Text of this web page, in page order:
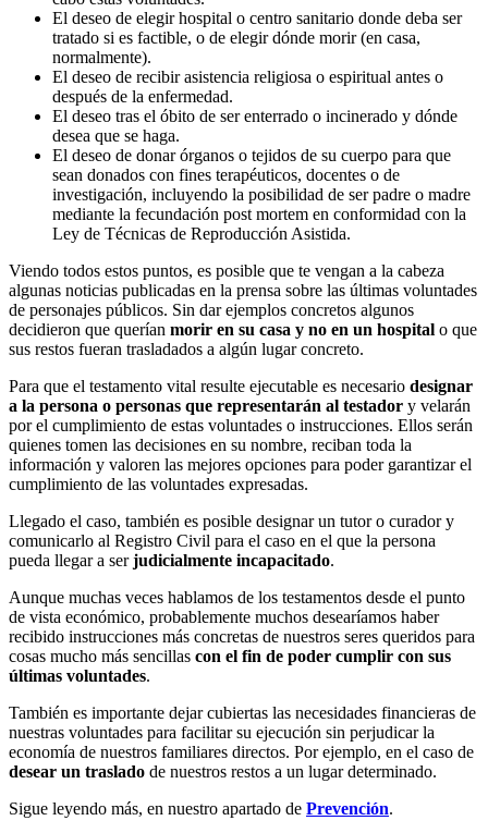
El deseo de elegir hospital o centro sanitario donde deba ser
tratado si es factible, o de elegir dónde morir (en casa,
normalmente).
El deseo de recibir asistencia religiosa o espiritual antes o
después de la enfermedad.
El deseo tras el óbito de ser enterrado o incinerado y dónde
desea que se haga.
El deseo de donar órganos o tejidos de su cuerpo para que
sean donados con fines terapéuticos, docentes o de
investigación, incluyendo la posibilidad de ser padre o madre
mediante la fecundación post mortem en conformidad con la
Ley de Técnicas de Reproducción Asistida.
Viendo todos estos puntos, es posible que te vengan a la cabeza
algunas noticias publicadas en la prensa sobre las últimas voluntades
de personajes públicos. Sin dar ejemplos concretos algunos
decidieron que querían morir en su casa y no en un hospital o que
sus restos fueran trasladados a algún lugar concreto.
Para que el testamento vital resulte ejecutable es necesario designar
a la persona o personas que representarán al testador y velarán
por el cumplimiento de estas voluntades o instrucciones. Ellos serán
quienes tomen las decisiones en su nombre, reciban toda la
información y valoren las mejores opciones para poder garantizar el
cumplimiento de las voluntades expresadas.
Llegado el caso, también es posible designar un tutor o curador y
comunicarlo al Registro Civil para el caso en el que la persona
pueda llegar a serjudicialmente incapacitado.
Aunque muchas veces hablamos de los testamentos desde el punto
de vista económico, probablemente muchos desearíamos haber
recibido instrucciones más concretas de nuestros seres queridos para
cosas mucho más sencillas con el fin de poder cumplir con sus
últimas voluntades.
También es importante dejar cubiertas las necesidades financieras de
nuestras voluntades para facilitar su ejecución sin perjudicar la
economía de nuestros familiares directos. Por ejemplo, en el caso de
desear un traslado de nuestros restos a un lugar determinado.
Sigue leyendo más, en nuestro apartado de Prevención.